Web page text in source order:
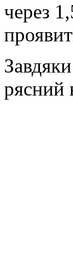
через
рясний